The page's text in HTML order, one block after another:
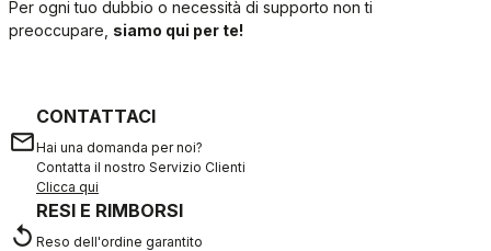
Per ogni tuo dubbio o necessità di supporto non ti
preoccupare, siamo qui per te!
email
CONTATTACI
Hai una domanda per noi?
Contatta il nostro Servizio Clienti
Clicca qui
replay
RESI E RIMBORSI
Reso dell'ordine garantito